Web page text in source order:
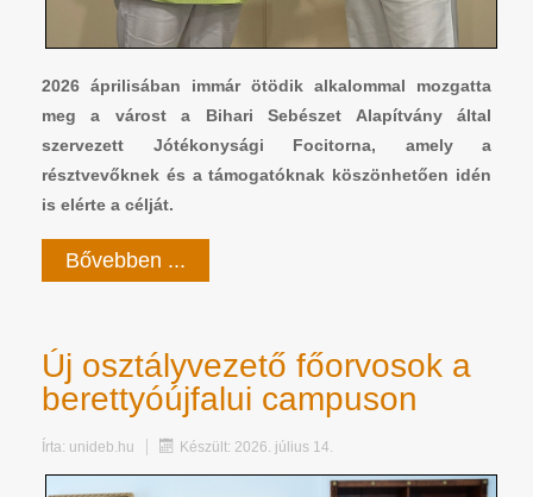
2026 áprilisában immár ötödik alkalommal mozgatta
meg a várost a Bihari Sebészet Alapítvány által
szervezett Jótékonysági Focitorna, amely a
résztvevőknek és a támogatóknak köszönhetően idén
is elérte a célját.
Bővebben ...
Új osztályvezető főorvosok a
berettyóújfalui campuson
Írta: unideb.hu Készült: 2026. július 14.